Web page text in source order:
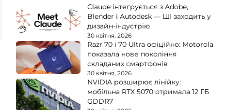
Claude інтегрується з Adobe,
Blender і Autodesk — ШІ заходить у
дизайн-індустрію
30 квітня, 2026
Razr 70 і 70 Ultra офіційно: Motorola
показала нове покоління
складаних смартфонів
30 квітня, 2026
NVIDIA розширює лінійку:
мобільна RTX 5070 отримала 12 ГБ
GDDR7